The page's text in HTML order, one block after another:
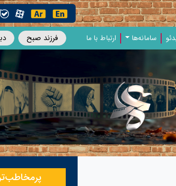
فرزند صبح سامانه‌ها ارتباط با ما